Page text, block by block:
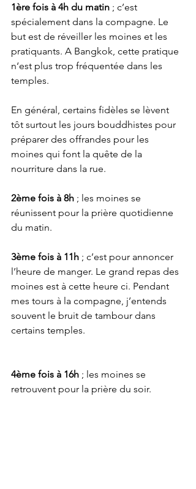
1ère fois à 4h du matin ; c’est
spécialement dans la compagne. Le
but est de réveiller les moines et les
pratiquants. A Bangkok, cette pratique
n‘est plus trop fréquentée dans les
temples.
En général, certains fidèles se lèvent
tôt surtout les jours bouddhistes pour
préparer des offrandes pour les
moines qui font la quête de la
nourriture dans la rue.
2ème fois à 8h ; les moines se
réunissent pour la prière quotidienne
du matin.
3ème fois à 11h ; c’est pour annoncer
l’heure de manger. Le grand repas des
moines est à cette heure ci. Pendant
mes tours à la compagne, j’entends
souvent le bruit de tambour dans
certains temples.
4ème fois à 16h ; les moines se
retrouvent pour la prière du soir.